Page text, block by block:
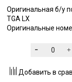
Оригинальная б/у
TGA LX
Оригинальные
Добавить в